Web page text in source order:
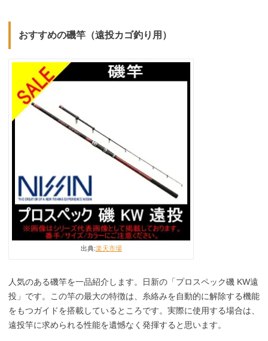
おすすめの磯竿（遠投カゴ釣り用）
出典:楽天市場
人気のある磯竿を一品紹介します。日新の「プロスペック磯 KW遠
投」です。この竿の最大の特徴は、糸絡みを自動的に解除する機能
をもつガイドを搭載しているところです。実際に使用する場合は、
遠投竿に求められる性能を遺憾なく発揮すると思います。